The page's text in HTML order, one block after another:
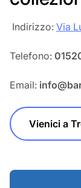
‎‎ Indirizzo: Via
Telefono:
Email:
Vienici a